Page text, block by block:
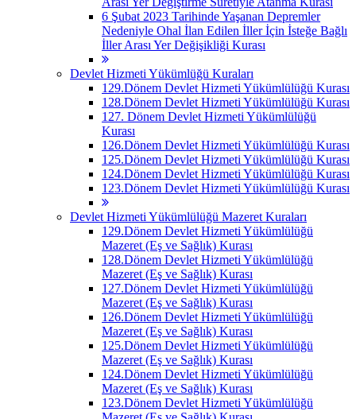
6 Şubat 2023 Tarihinde Yaşanan Depremler
Nedeniyle Ohal İlan Edilen İller İçin İsteğe Bağlı
İller Arası Yer Değişikliği Kurası
Devlet Hizmeti Yükümlüğü Kuraları
129.Dönem Devlet Hizmeti Yükümlülüğü Kurası
128.Dönem Devlet Hizmeti Yükümlülüğü Kurası
127. Dönem Devlet Hizmeti Yükümlülüğü
Kurası
126.Dönem Devlet Hizmeti Yükümlülüğü Kurası
125.Dönem Devlet Hizmeti Yükümlülüğü Kurası
124.Dönem Devlet Hizmeti Yükümlülüğü Kurası
123.Dönem Devlet Hizmeti Yükümlülüğü Kurası
Devlet Hizmeti Yükümlülüğü Mazeret Kuraları
129.Dönem Devlet Hizmeti Yükümlülüğü
Mazeret (Eş ve Sağlık) Kurası
128.Dönem Devlet Hizmeti Yükümlülüğü
Mazeret (Eş ve Sağlık) Kurası
127.Dönem Devlet Hizmeti Yükümlülüğü
Mazeret (Eş ve Sağlık) Kurası
126.Dönem Devlet Hizmeti Yükümlülüğü
Mazeret (Eş ve Sağlık) Kurası
125.Dönem Devlet Hizmeti Yükümlülüğü
Mazeret (Eş ve Sağlık) Kurası
124.Dönem Devlet Hizmeti Yükümlülüğü
Mazeret (Eş ve Sağlık) Kurası
123.Dönem Devlet Hizmeti Yükümlülüğü